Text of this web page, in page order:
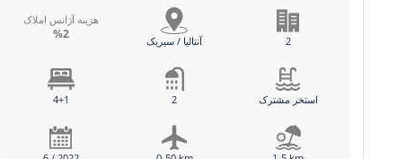
هزینه آژانس املاک
%2 آنتالیا / سیریک 2
4+1 2 استخر مشترک